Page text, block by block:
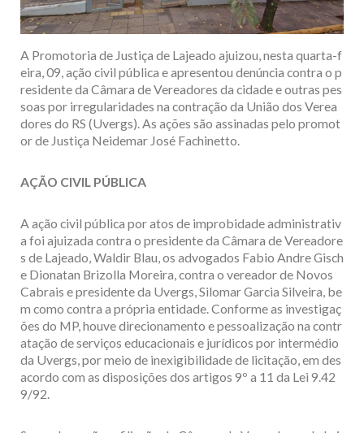
A Promotoria de Justiça de Lajeado ajuizou, nesta quarta-f
eira, 09, ação civil pública e apresentou denúncia contra o p
residente da Câmara de Vereadores da cidade e outras pes
soas por irregularidades na contração da União dos Verea
dores do RS (Uvergs). As ações são assinadas pelo promot
or de Justiça Neidemar José Fachinetto.
AÇÃO CIVIL PÚBLICA
A ação civil pública por atos de improbidade administrativ
a foi ajuizada contra o presidente da Câmara de Vereadore
s de Lajeado, Waldir Blau, os advogados Fabio Andre Gisch
e Dionatan Brizolla Moreira, contra o vereador de Novos
Cabrais e presidente da Uvergs, Silomar Garcia Silveira, be
m como contra a própria entidade. Conforme as investigaç
ões do MP, houve direcionamento e pessoalização na contr
atação de serviços educacionais e jurídicos por intermédio
da Uvergs, por meio de inexigibilidade de licitação, em des
acordo com as disposições dos artigos 9º a 11 da Lei 9.42
9/92.